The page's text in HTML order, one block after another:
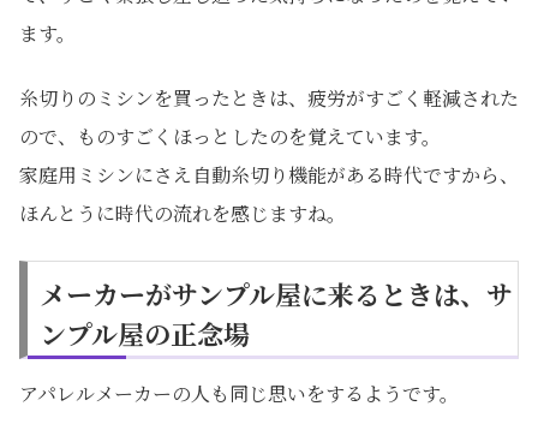
ます。
糸切りのミシンを買ったときは、疲労がすごく軽減された
ので、ものすごくほっとしたのを覚えています。
家庭用ミシンにさえ自動糸切り機能がある時代ですから、
ほんとうに時代の流れを感じますね。
メーカーがサンプル屋に来るときは、サ
ンプル屋の正念場
アパレルメーカーの人も同じ思いをするようです。